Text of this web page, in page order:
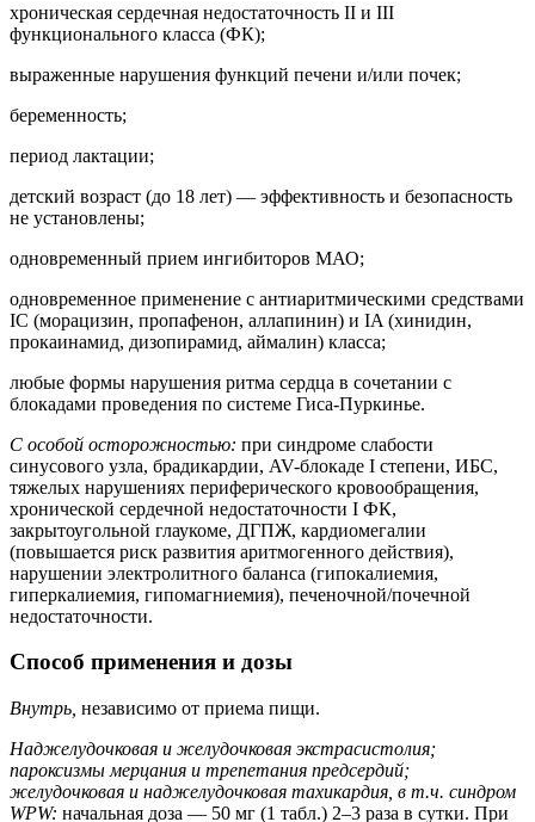
хроническая сердечная недостаточность II и III
функционального класса (ФК);
выраженные нарушения функций печени и/или почек;
беременность;
период лактации;
детский возраст (до 18 лет) — эффективность и безопасность
не установлены;
одновременный прием ингибиторов МАО;
одновременное применение с антиаритмическими средствами
IС (морацизин, пропафенон, аллапинин) и IA (хинидин,
прокаинамид, дизопирамид, аймалин) класса;
любые формы нарушения ритма сердца в сочетании с
блокадами проведения по системе Гиса-Пуркинье.
С особой осторожностью: при синдроме слабости
синусового узла, брадикардии, AV-блокаде I степени, ИБС,
тяжелых нарушениях периферического кровообращения,
хронической сердечной недостаточности I ФК,
закрытоугольной глаукоме, ДГПЖ, кардиомегалии
(повышается риск развития аритмогенного действия),
нарушении электролитного баланса (гипокалиемия,
гиперкалиемия, гипомагниемия), печеночной/почечной
недостаточности.
Способ применения и дозы
Внутрь, независимо от приема пищи.
Наджелудочковая и желудочковая экстрасистолия;
пароксизмы мерцания и трепетания предсердий;
желудочковая и наджелудочковая тахикардия, в т.ч. синдром
WPW: начальная доза — 50 мг (1 табл.) 2–3 раза в сутки. При